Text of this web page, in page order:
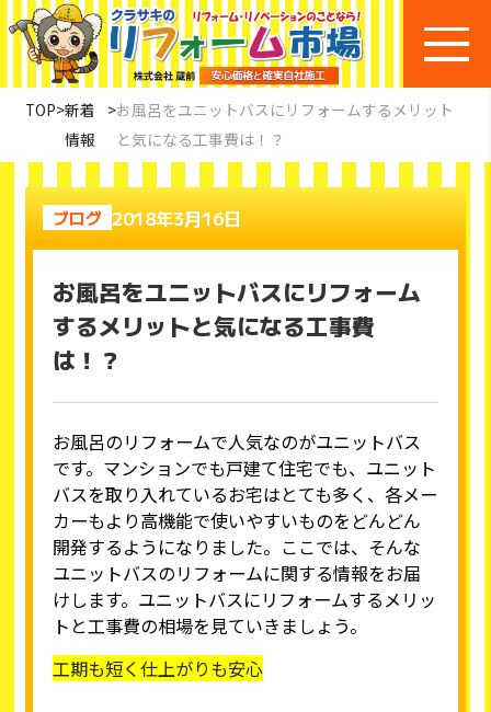
TOP>新着
情報
>お風呂をユニットバスにリフォームするメリット
と気になる工事費は！？
ブログ 2018年3月16日
お風呂をユニットバスにリフォーム
するメリットと気になる工事費
は！？
お風呂のリフォームで人気なのがユニットバス
です。マンションでも戸建て住宅でも、ユニット
バスを取り入れているお宅はとても多く、各メー
カーもより高機能で使いやすいものをどんどん
開発するようになりました。ここでは、そんな
ユニットバスのリフォームに関する情報をお届
けします。ユニットバスにリフォームするメリッ
トと工事費の相場を見ていきましょう。
工期も短く仕上がりも安心